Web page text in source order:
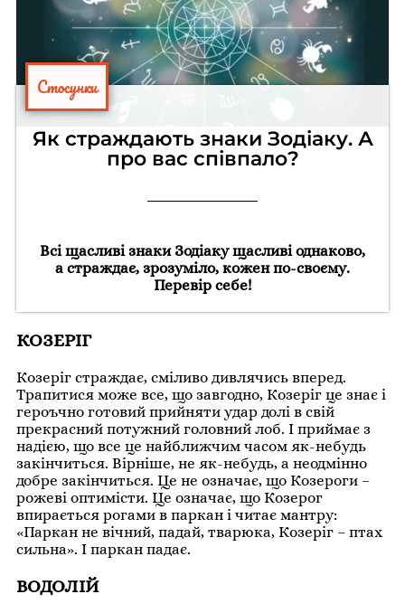
Стосунки
Як страждають знаки Зодіаку. А
про вас співпало?
Всі щасливі знаки Зодіаку щасливі однаково,
а страждає, зрозуміло, кожен по-своєму.
Перевір себе!
КОЗЕРІГ
Козеріг страждає, сміливо дивлячись вперед.
Трапитися може все, що завгодно, Козеріг це знає і
героъчно готовий прийняти удар долі в свій
прекрасний потужний головний лоб. І приймає з
надією, що все це найближчим часом як-небудь
закінчиться. Вірніше, не як-небудь, а неодмінно
добре закінчиться. Це не означає, що Козероги –
рожеві оптимісти. Це означає, що Козерог
впирається рогами в паркан і читає мантру:
«Паркан не вічний, падай, тварюка, Козеріг – птах
сильна». І паркан падає.
ВОДОЛІЙ